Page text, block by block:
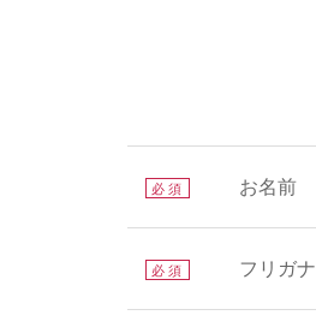
必須 お名前
必須 フリガナ